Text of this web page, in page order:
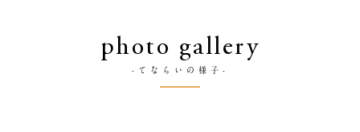
photo gallery
-てならいの様子-